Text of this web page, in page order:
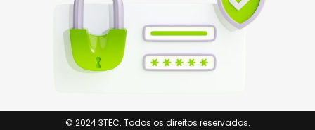
© 2024 3TEC. Todos os direitos reservados.